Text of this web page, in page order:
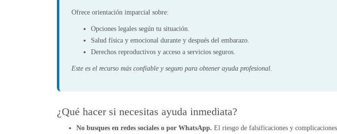
Ofrece orientación imparcial sobre:
Opciones legales según tu situación.
Salud física y emocional durante y después del embarazo.
Derechos reproductivos y acceso a servicios seguros.
Este es el recurso más confiable y seguro para obtener ayuda profesional.
¿Qué hacer si necesitas ayuda inmediata?
No busques en redes sociales o por WhatsApp. El riesgo de falsificaciones y